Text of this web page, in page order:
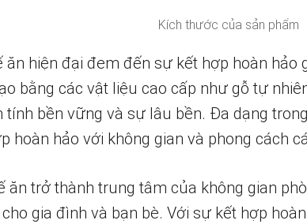
Kích thước của sản phẩm
ăn hiện đại đem đến sự kết hợp hoàn
bằng các vật liệu cao cấp như gỗ tự
bền vững và sự lâu bền. Đa dạng
hoàn hảo với không gian và phong cách
ăn trở thành trung tâm của không gian
gia đình và bạn bè. Với sự kết hợp